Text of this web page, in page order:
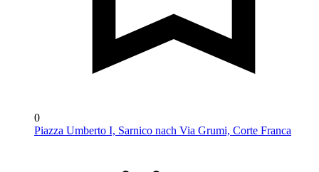
0
Piazza Umberto I, Sarnico nach Via Grumi, Corte Franca